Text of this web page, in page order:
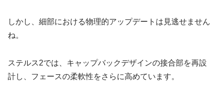
しかし、細部における物理的アップデートは見逃せません
ね。
ステルス2では、キャップバックデザインの接合部を再設
計し、フェースの柔軟性をさらに高めています。